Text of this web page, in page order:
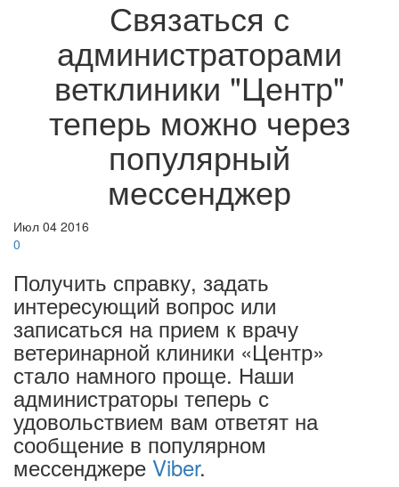
Связаться с
администраторами
ветклиники "Центр"
теперь можно через
популярный
мессенджер
Июл 04 2016
0
Получить справку, задать
интересующий вопрос или
записаться на прием к врачу
ветеринарной клиники «Центр»
стало намного проще. Наши
администраторы теперь с
удовольствием вам ответят на
сообщение в популярном
мессенджере Viber.